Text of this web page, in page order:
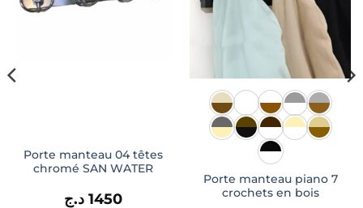
Porte manteau 04 têtes
chromé SAN WATER
1450 د.ج
Porte manteau piano 7
crochets en bois